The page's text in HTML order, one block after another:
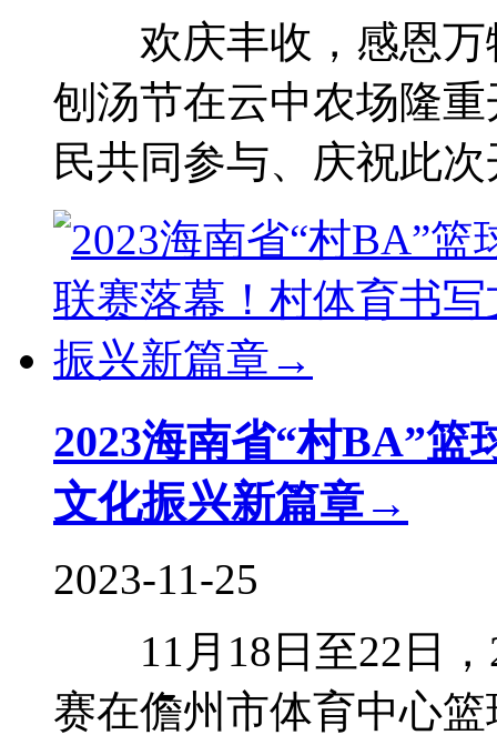
欢庆丰收，感恩万
刨汤节在云中农场隆
民共同参与、庆祝此次
2023海南省“村BA”
文化振兴新篇章→
2023-11-25
11月18日至22日，
赛在儋州市体育中心